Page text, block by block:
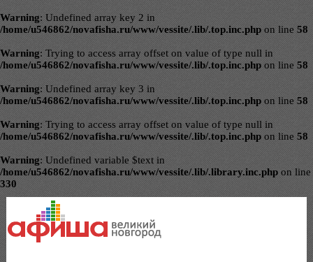
Warning: Undefined array key 2 in
/home/u546862/novafisha.ru/www/vessite/.lib/.top.inc.php on line 58
Warning: Trying to access array offset on value of type null in
/home/u546862/novafisha.ru/www/vessite/.lib/.top.inc.php on line 58
Warning: Undefined array key 3 in
/home/u546862/novafisha.ru/www/vessite/.lib/.top.inc.php on line 58
Warning: Trying to access array offset on value of type null in
/home/u546862/novafisha.ru/www/vessite/.lib/.top.inc.php on line 58
Warning: Undefined variable $text in
/home/u546862/novafisha.ru/www/vessite/.lib/.library.inc.php on line
330